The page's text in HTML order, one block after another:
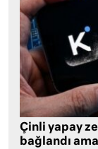
Çinli yapay
bağlandı